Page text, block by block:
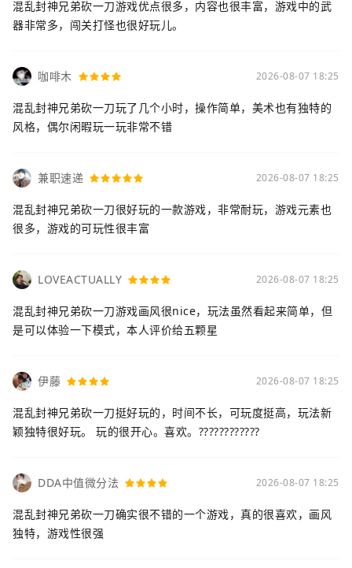
混乱封神兄弟砍一刀游戏优点很多，内容也很丰富，游戏中的武
器非常多，闯关打怪也很好玩儿。
咖啡木 2026-08-07 18:25
混乱封神兄弟砍一刀玩了几个小时，操作简单，美术也有独特的
风格，偶尔闲暇玩一玩非常不错
兼职速递 2026-08-07 18:25
混乱封神兄弟砍一刀很好玩的一款游戏，非常耐玩，游戏元素也
很多，游戏的可玩性很丰富
LOVEACTUALLY 2026-08-07 18:25
混乱封神兄弟砍一刀游戏画风很nice，玩法虽然看起来简单，但
是可以体验一下模式，本人评价给五颗星
伊藤 2026-08-07 18:25
混乱封神兄弟砍一刀挺好玩的，时间不长，可玩度挺高，玩法新
颖独特很好玩。 玩的很开心。喜欢。????????????
DDA中值微分法 2026-08-07 18:25
混乱封神兄弟砍一刀确实很不错的一个游戏，真的很喜欢，画风
独特，游戏性很强